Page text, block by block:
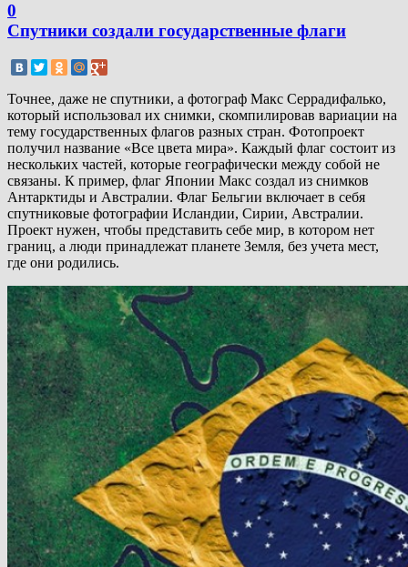
0
Спутники создали государственные флаги
Точнее, даже не спутники, а фотограф Макс Серрадифалько,
который использовал их снимки, скомпилировав вариации на
тему государственных флагов разных стран. Фотопроект
получил название «Все цвета мира». Каждый флаг состоит из
нескольких частей, которые географически между собой не
связаны. К пример, флаг Японии Макс создал из снимков
Антарктиды и Австралии. Флаг Бельгии включает в себя
спутниковые фотографии Исландии, Сирии, Австралии.
Проект нужен, чтобы представить себе мир, в котором нет
границ, а люди принадлежат планете Земля, без учета мест,
где они родились.